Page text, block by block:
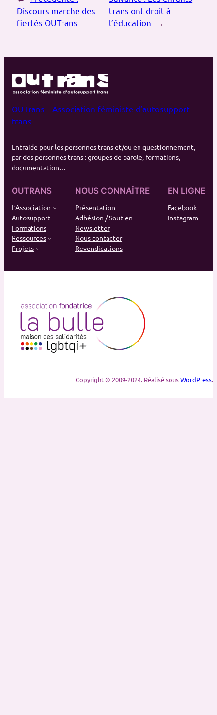
Discours marche des
fiertés OUTrans
trans ont droit à
l’éducation
→
OUTrans – Association féministe d’autosupport
trans
Entraide pour les personnes trans et/ou en questionnement,
par des personnes trans : groupes de parole, formations,
documentation…
OUTRANS
L’Association
Autosupport
Formations
Ressources
Projets
NOUS CONNAÎTRE
Présentation
Adhésion / Soutien
Newsletter
Nous contacter
Revendications
EN LIGNE
Facebook
Instagram
Copyright © 2009-2024. Réalisé sousWordPress.